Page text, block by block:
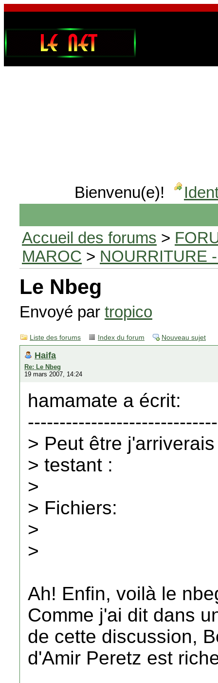
Bienvenu(e)!
Accueil des forums >
MAROC > NOURRITURE
Le Nbeg
Envoyé par tropico
Liste des forums Index du forum Nouveau sujet
Haifa
Re: Le Nbeg
19 mars 2007, 14:24
hamamate a écrit:
> Peut être
> testant :
>
> Fichiers:
>
>
Ah! Enfin, voilà le
Comme j'ai dit dans
de cette discussion,
d'Amir Peretz est